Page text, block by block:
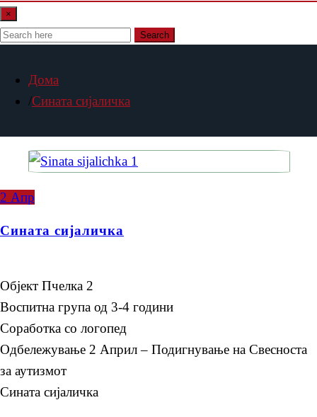
×
Search
Дома
Сината сијаличка
2 Апр
Сината сијаличка
Објект Пчелка 2
Воспитна група од 3-4 години
Соработка со логопед
Одбележување 2 Април – Подигнување на Свесноста
за аутизмот
Сината сијаличка